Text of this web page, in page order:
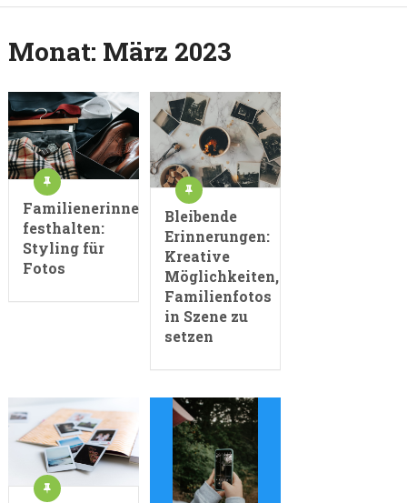
Monat: März 2023
Familienerinnerungen
festhalten:
Styling für
Fotos
Bleibende
Erinnerungen:
Kreative
Möglichkeiten,
Familienfotos
in Szene zu
setzen